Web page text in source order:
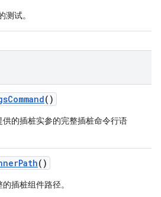
试。
Command()
供的插桩实参的完整插桩命令行语
Path()
插桩组件路径。